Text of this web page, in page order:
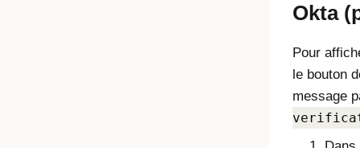
Okta
Pour
le bouton
message